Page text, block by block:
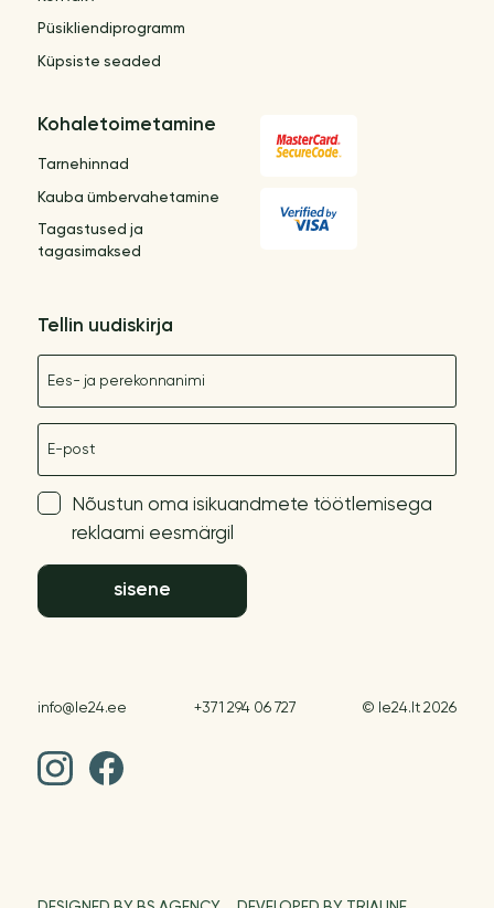
Püsikliendiprogramm
Küpsiste seaded
Kohaletoimetamine
Tarnehinnad
Kauba ümbervahetamine
Tagastused ja
tagasimaksed
Tellin uudiskirja
Nõustun oma isikuandmete töötlemisega
reklaami eesmärgil
sisene
info@le24.ee +371 294 06 727 © le24.lt 2026